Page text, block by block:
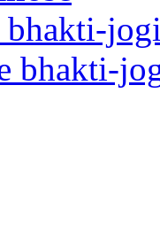
bhakti-